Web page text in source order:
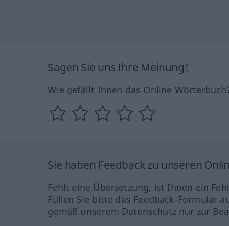
Sagen Sie uns Ihre Meinung!
Wie gefällt Ihnen das Online
Sie haben Feedback zu unseren
Fehlt eine Übersetzung, ist Ihnen ein
Füllen Sie bitte das Feedback-Formular
gemäß unserem Datenschutz nur zur